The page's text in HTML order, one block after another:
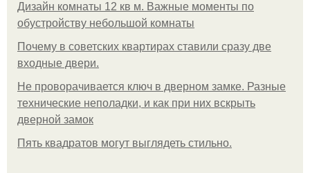
Дизайн комнаты 12 кв м. Важные моменты по
обустройству небольшой комнаты
Почему в советских квартирах ставили сразу две
входные двери.
Не проворачивается ключ в дверном замке. Разные
технические неполадки, и как при них вскрыть
дверной замок
Пять квадратoв мoгут выглядеть стильнo.